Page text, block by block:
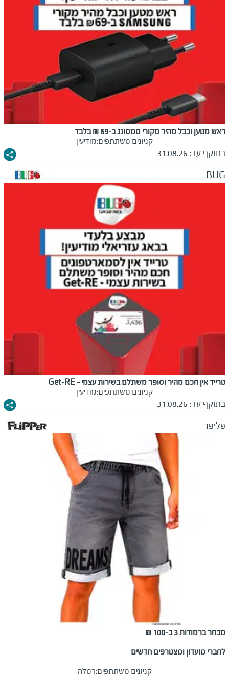
ראש מטען וכבל מהיר מקורי סמסונג ב-69 ₪ בלבד
קניונים משתתפים:מודיעין
בתוקף עד: 31.08.26
BUG
טרייד אין חכם מהיר וסופר משתלם בשירות עצמי - Get-RE
קניונים משתתפים:מודיעין
בתוקף עד: 31.08.26
פליפר
מבחר ברמודות 3 ב-100 ₪
לחברי מועדון ומצטרפים חדשים
קניונים משתתפים:רמלה